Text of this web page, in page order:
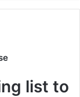
list to